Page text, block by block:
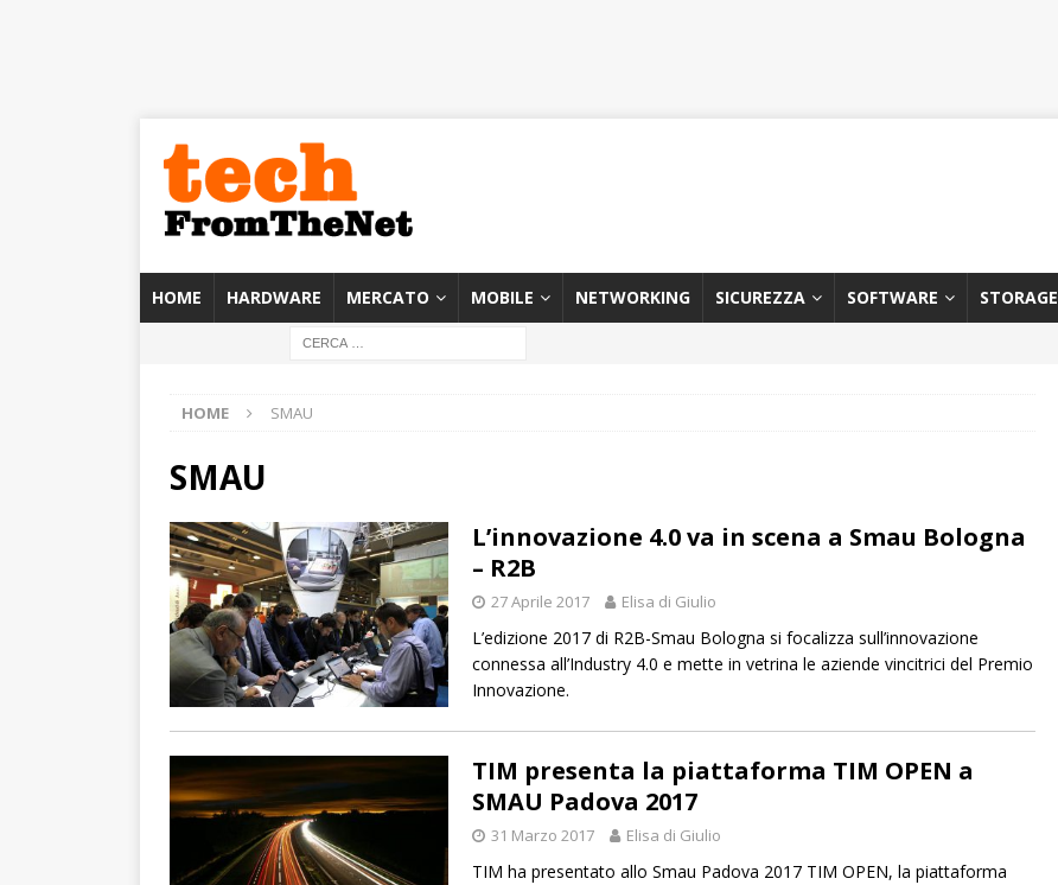
HOME HARDWARE MERCATO MOBILE NETWORKING SICUREZZA SOFTWARE STORAGE
HOME SMAU
SMAU
L’innovazione 4.0 va in scena a Smau Bologna
– R2B
27 Aprile 2017 Elisa di Giulio
L’edizione 2017 di R2B-Smau Bologna si focalizza sull’innovazione
connessa all’Industry 4.0 e mette in vetrina le aziende vincitrici del Premio
Innovazione.
TIM presenta la piattaforma TIM OPEN a
SMAU Padova 2017
31 Marzo 2017 Elisa di Giulio
TIM ha presentato allo Smau Padova 2017 TIM OPEN, la piattaforma